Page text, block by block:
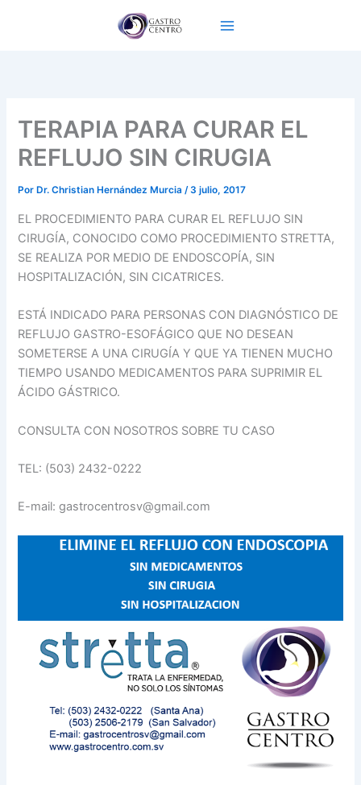
TERAPIA PARA CURAR EL
REFLUJO SIN CIRUGIA
Por Dr. Christian Hernández Murcia/3 julio, 2017
EL PROCEDIMIENTO PARA CURAR EL REFLUJO SIN
CIRUGÍA, CONOCIDO COMO PROCEDIMIENTO STRETTA,
SE REALIZA POR MEDIO DE ENDOSCOPÍA, SIN
HOSPITALIZACIÓN, SIN CICATRICES.
ESTÁ INDICADO PARA PERSONAS CON DIAGNÓSTICO DE
REFLUJO GASTRO-ESOFÁGICO QUE NO DESEAN
SOMETERSE A UNA CIRUGÍA Y QUE YA TIENEN MUCHO
TIEMPO USANDO MEDICAMENTOS PARA SUPRIMIR EL
ÁCIDO GÁSTRICO.
CONSULTA CON NOSOTROS SOBRE TU CASO
TEL: (503) 2432-0222
E-mail: gastrocentrosv@gmail.com